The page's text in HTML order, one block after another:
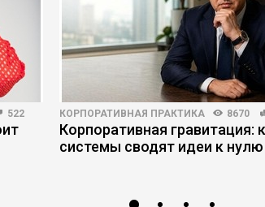
522 КОРПОРАТИВНАЯ ПРАКТИКА 8670
Корпоративная гравитация:
системы сводят идеи к нулю